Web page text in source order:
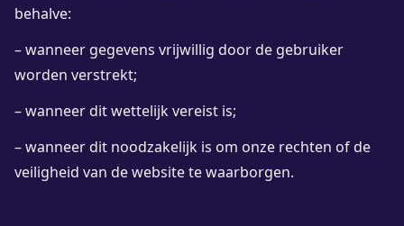
behalve:
– wanneer gegevens vrijwillig door de gebruiker
worden verstrekt;
– wanneer dit wettelijk vereist is;
– wanneer dit noodzakelijk is om onze rechten of de
veiligheid van de website te waarborgen.